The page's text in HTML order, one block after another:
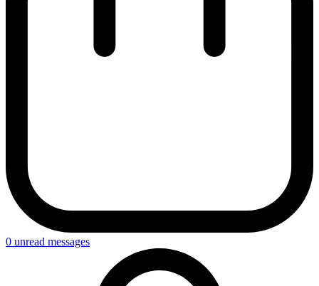
0 unread messages